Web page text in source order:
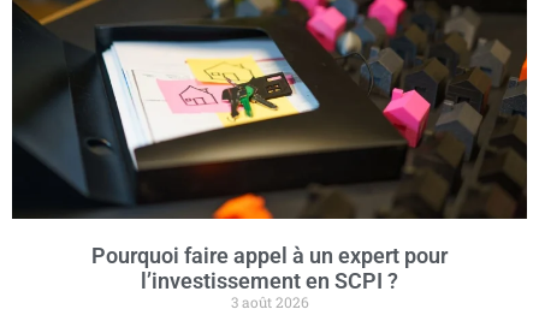
Pourquoi faire appel à un expert pour
l’investissement en SCPI ?
3 août 2026